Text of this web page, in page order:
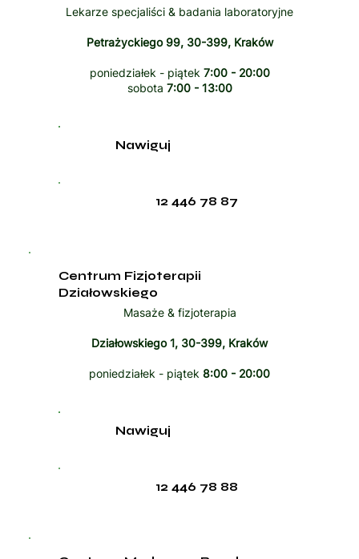
Lekarze specjaliści & badania laboratoryjne
Petrażyckiego 99, 30-399, Kraków
poniedziałek - piątek 7:00 - 20:00
sobota 7:00 - 13:00
12 446 78 87
Nawiguj
Centrum Fizjoterapii
Działowskiego
Masaże & fizjoterapia
Działowskiego 1, 30-399, Kraków
poniedziałek - piątek 8:00 - 20:00
12 446 78 88
Nawiguj